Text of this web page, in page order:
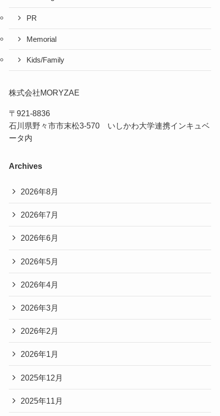
PR
Memorial
Kids/Family
株式会社MORYZAE
〒921-8836
石川県野々市市末松3-570 いしかわ大学連携インキュベ
ータ内
Archives
2026年8月
2026年7月
2026年6月
2026年5月
2026年4月
2026年3月
2026年2月
2026年1月
2025年12月
2025年11月